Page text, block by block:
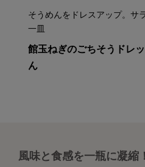
そうめんをドレスアップ。サ
一皿
館玉ねぎのごちそうドレ
ん
風味と食感を一瓶に凝縮